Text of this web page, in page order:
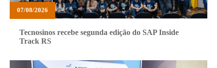
07/08/2026
Tecnosinos recebe segunda edição do SAP Inside
Track RS